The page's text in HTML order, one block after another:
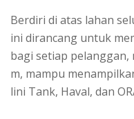
Berdiri di atas lahan
ini dirancang untuk
bagi setiap pelanggan,
m, mampu
lini Tank, Haval, dan